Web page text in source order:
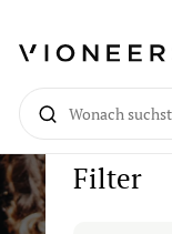
Filter